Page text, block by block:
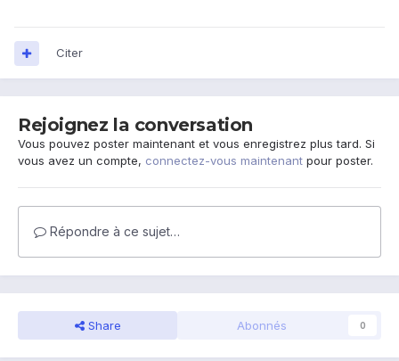
Citer
Rejoignez la conversation
Vous pouvez poster maintenant et vous enregistrez plus tard. Si
vous avez un compte, connectez-vous maintenant pour poster.
Répondre à ce sujet…
Share Abonnés 0